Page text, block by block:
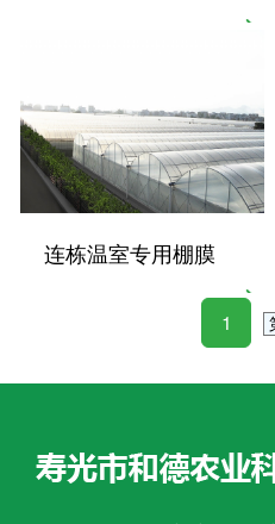
连栋温室专用棚膜
1